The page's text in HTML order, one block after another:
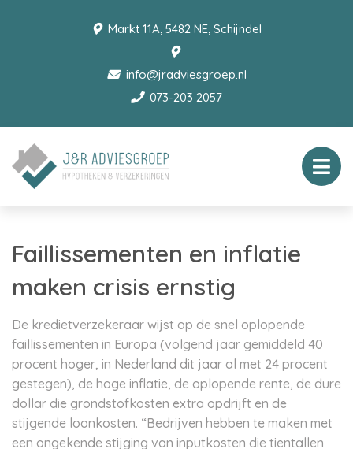
Markt 11A, 5482 NE, Schijndel
info@jradviesgroep.nl
073-203 2057
Faillissementen en inflatie
maken crisis ernstig
De kredietverzekeraar wijst op de snel oplopende
faillissementen in Europa (volgend jaar gemiddeld 40
procent hoger, in Nederland dit jaar al met 24 procent
gestegen), de hoge inflatie, de oplopende rente, de dure
dollar die grondstofkosten extra opdrijft en de
stijgende loonkosten. “Bedrijven hebben te maken met
een ongekende stijging van inputkosten die tientallen